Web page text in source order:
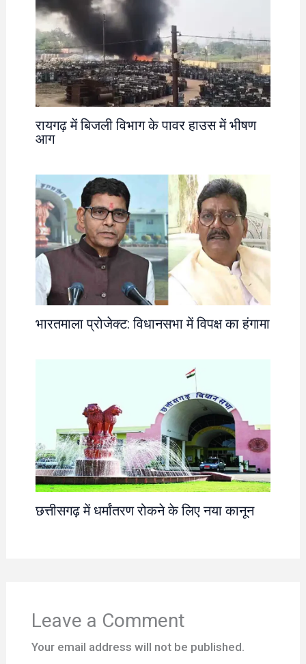
रायगढ़ में बिजली विभाग के पावर हाउस में भीषण
आग
भारतमाला प्रोजेक्ट: विधानसभा में विपक्ष का हंगामा
छत्तीसगढ़ में धर्मांतरण रोकने के लिए नया कानून
Leave a Comment
Your email address will not be published.